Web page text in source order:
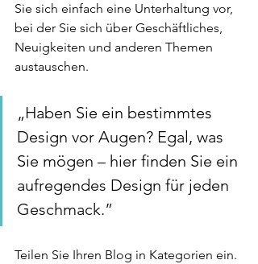
Sie sich einfach eine Unterhaltung vor,
bei der Sie sich über Geschäftliches,
Neuigkeiten und anderen Themen
austauschen.
„Haben Sie ein bestimmtes
Design vor Augen? Egal, was
Sie mögen – hier finden Sie ein
aufregendes Design für jeden
Geschmack.”
Teilen Sie Ihren Blog in Kategorien ein.